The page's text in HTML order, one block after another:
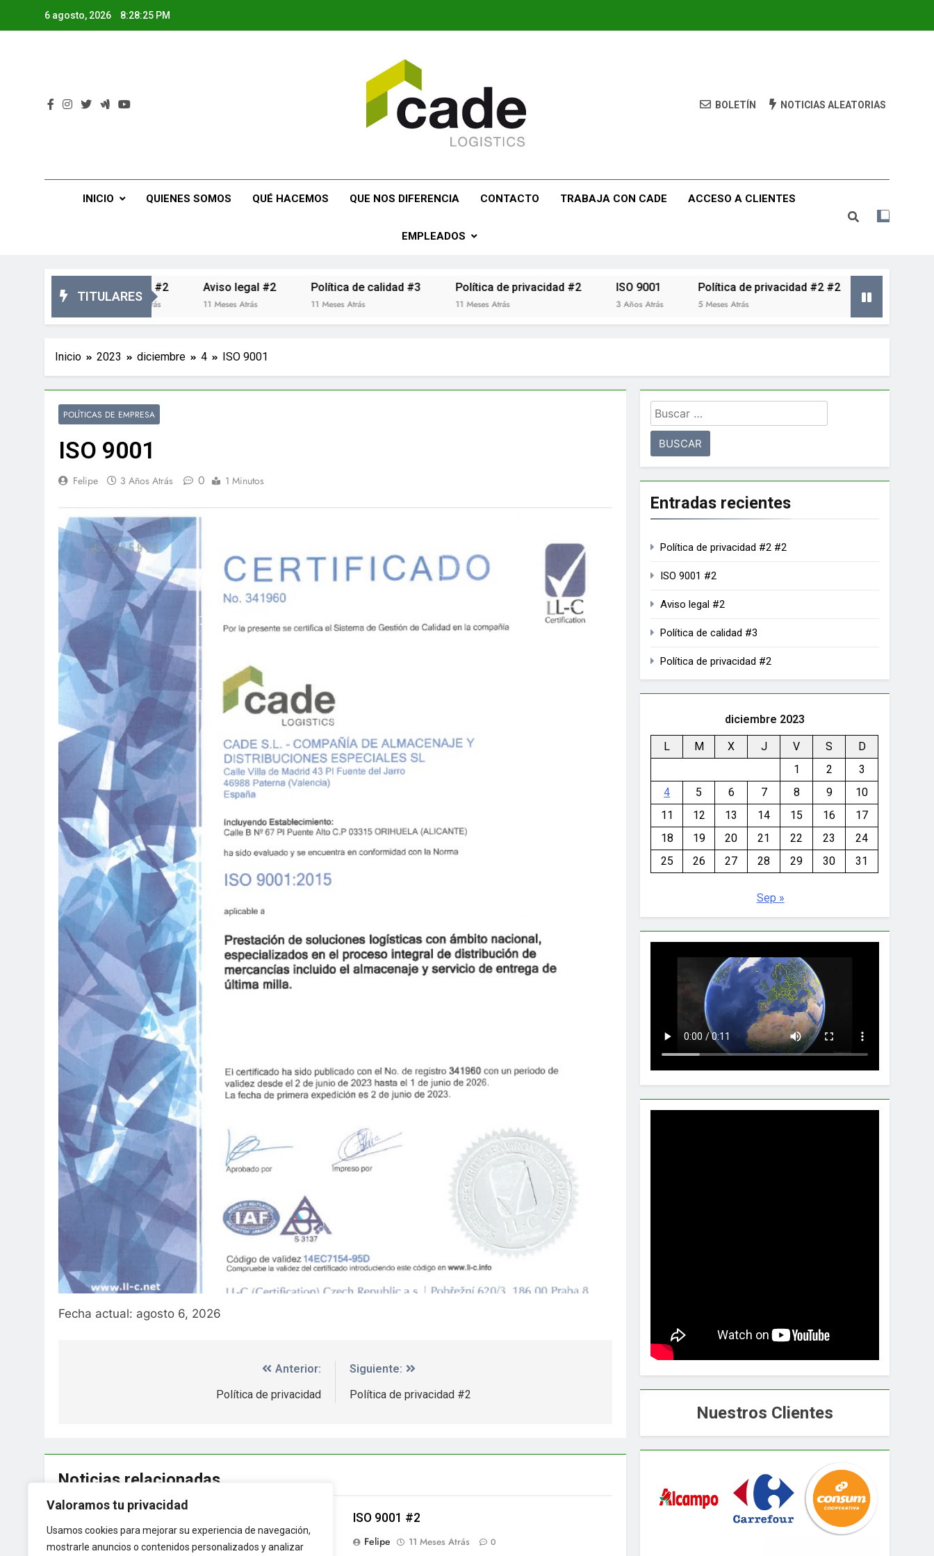
Valoramos tu privacidad
Usamos cookies para mejorar su experiencia de navegación,
mostrarle anuncios o contenidos personalizados y analizar
6 agosto, 2026 8:28:26 PM
BOLETÍN NOTICIAS ALEATORIAS
INICIO QUIENES SOMOS QUÉ HACEMOS QUE NOS DIFERENCIA CONTACTO TRABAJA CON CADE ACCESO A CLIENTES
EMPLEADOS
TITULARES
11 Meses Atrás
Aviso legal #2
11 Meses Atrás
Política de calidad #3
11 Meses Atrás
Política de privacidad #2
11 Meses Atrás
ISO 9001
3 Años Atrás
Política de privacidad #2 #2
5 Meses Atrás 11 Meses Atrás
Inicio 2023 diciembre 4 ISO 9001
POLÍTICAS DE EMPRESA
ISO 9001
Felipe 3 Años Atrás 0 1 Minutos
Fecha actual: agosto 6, 2026
Anterior:
Política de privacidad
Siguiente:
Política de privacidad #2
Noticias relacionadas
Felipe
5 Meses Atrás 0
ISO 9001 #2
Felipe
11 Meses Atrás 0
Entradas recientes
Política de privacidad #2 #2
ISO 9001 #2
Aviso legal #2
Política de calidad #3
Política de privacidad #2
diciembre 2023
L M X J V S
D
1
2
3
4
5 6 7 8 9
10
11
12 13 14 15 16
17
18
19 20 21 22 23
24
25
26 27 28 29 30 31
Sep »
Nuestros Clientes